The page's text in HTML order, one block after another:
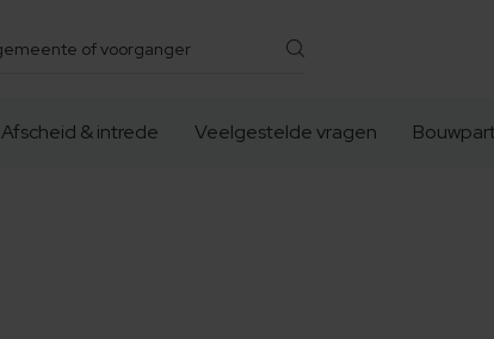
Afscheid & intrede Veelgestelde vragen